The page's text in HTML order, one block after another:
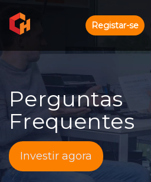
Registar-se
Perguntas
Frequentes
Investir agora